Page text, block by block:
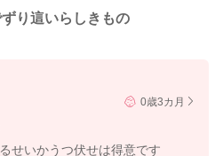
り這いらしきもの
0歳3カ月
せいかうつ伏せは得意です